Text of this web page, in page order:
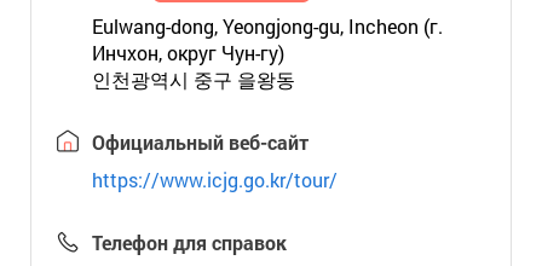
Eulwang-dong, Yeongjong-gu, Incheon (г.
Инчхон, округ Чун-гу)
인천광역시 중구 을왕동
Официальный веб-сайт
https://www.icjg.go.kr/tour/
Телефон для справок